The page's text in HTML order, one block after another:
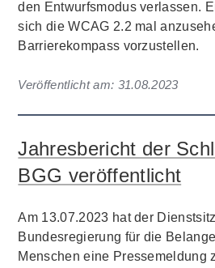
den Entwurfsmodus verlassen.
sich die WCAG 2.2 mal
Barrierekompass vorzustellen.
Veröffentlicht am: 31.08.2023
Jahresbericht der
BGG veröffentlicht
Am 13.07.2023 hat der
Bundesregierung für die
Menschen eine Pressemeldung